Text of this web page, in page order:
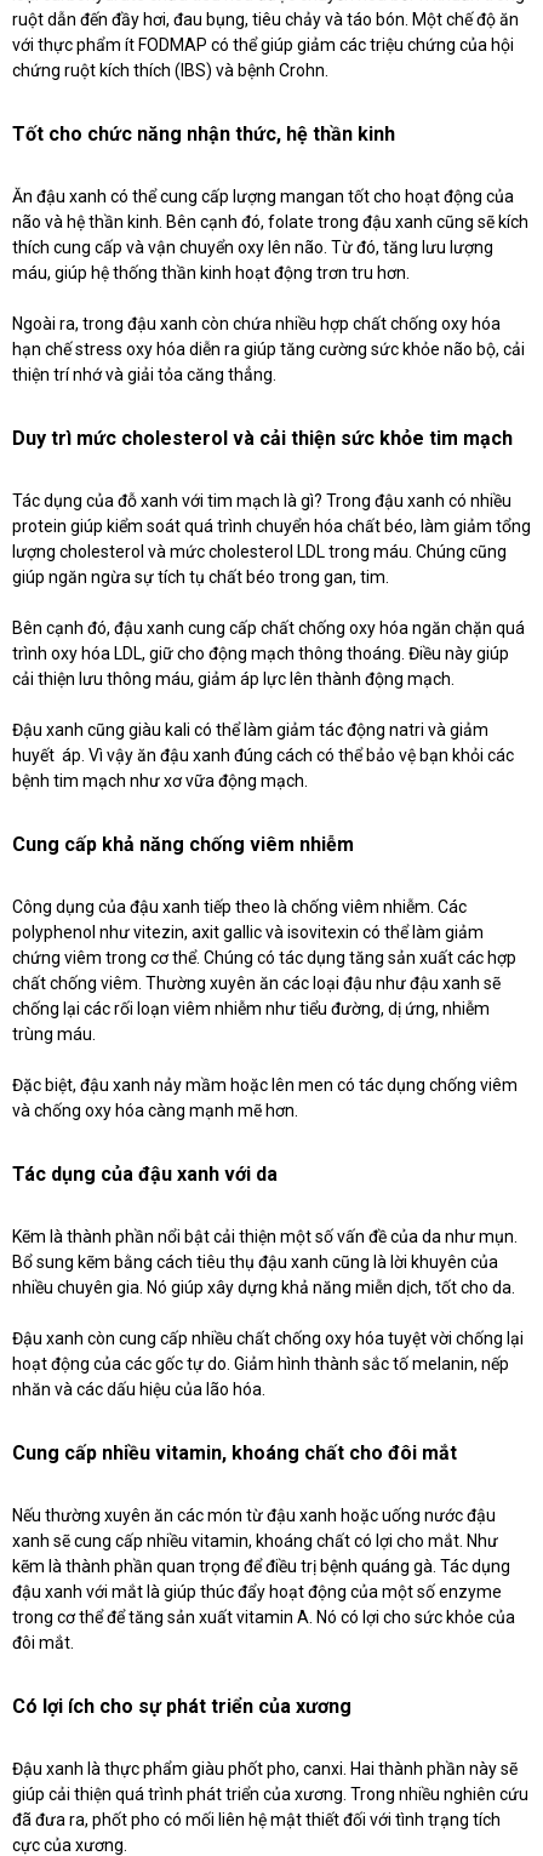
ruột dẫn đến đầy hơi, đau bụng, tiêu chảy và táo bón. Một chế độ ăn
với thực phẩm ít FODMAP có thể giúp giảm các triệu chứng của hội
chứng ruột kích thích (IBS) và bệnh Crohn.
Tốt cho chức năng nhận thức, hệ thần kinh
Ăn đậu xanh có thể cung cấp lượng mangan tốt cho hoạt động của
não và hệ thần kinh. Bên cạnh đó, folate trong đậu xanh cũng sẽ kích
thích cung cấp và vận chuyển oxy lên não. Từ đó, tăng lưu lượng
máu, giúp hệ thống thần kinh hoạt động trơn tru hơn.
Ngoài ra, trong đậu xanh còn chứa nhiều hợp chất chống oxy hóa
hạn chế stress oxy hóa diễn ra giúp tăng cường sức khỏe não bộ, cải
thiện trí nhớ và giải tỏa căng thẳng.
Duy trì mức cholesterol và cải thiện sức khỏe tim mạch
Tác dụng của đỗ xanh với tim mạch là gì? Trong đậu xanh có nhiều
protein giúp kiểm soát quá trình chuyển hóa chất béo, làm giảm tổng
lượng cholesterol và mức cholesterol LDL trong máu. Chúng cũng
giúp ngăn ngừa sự tích tụ chất béo trong gan, tim.
Bên cạnh đó, đậu xanh cung cấp chất chống oxy hóa ngăn chặn quá
trình oxy hóa LDL, giữ cho động mạch thông thoáng. Điều này giúp
cải thiện lưu thông máu, giảm áp lực lên thành động mạch.
Đậu xanh cũng giàu kali có thể làm giảm tác động natri và giảm
huyết áp. Vì vậy ăn đậu xanh đúng cách có thể bảo vệ bạn khỏi các
bệnh tim mạch như xơ vữa động mạch.
Cung cấp khả năng chống viêm nhiễm
Công dụng của đậu xanh tiếp theo là chống viêm nhiễm. Các
polyphenol như vitezin, axit gallic và isovitexin có thể làm giảm
chứng viêm trong cơ thể. Chúng có tác dụng tăng sản xuất các hợp
chất chống viêm. Thường xuyên ăn các loại đậu như đậu xanh sẽ
chống lại các rối loạn viêm nhiễm như tiểu đường, dị ứng, nhiễm
trùng máu.
Đặc biệt, đậu xanh nảy mầm hoặc lên men có tác dụng chống viêm
và chống oxy hóa càng mạnh mẽ hơn.
Tác dụng của đậu xanh với da
Kẽm là thành phần nổi bật cải thiện một số vấn đề của da như mụn.
Bổ sung kẽm bằng cách tiêu thụ đậu xanh cũng là lời khuyên của
nhiều chuyên gia. Nó giúp xây dựng khả năng miễn dịch, tốt cho da.
Đậu xanh còn cung cấp nhiều chất chống oxy hóa tuyệt vời chống lại
hoạt động của các gốc tự do. Giảm hình thành sắc tố melanin, nếp
nhăn và các dấu hiệu của lão hóa.
Cung cấp nhiều vitamin, khoáng chất cho đôi mắt
Nếu thường xuyên ăn các món từ đậu xanh hoặc uống nước đậu
xanh sẽ cung cấp nhiều vitamin, khoáng chất có lợi cho mắt. Như
kẽm là thành phần quan trọng để điều trị bệnh quáng gà. Tác dụng
đậu xanh với mắt là giúp thúc đẩy hoạt động của một số enzyme
trong cơ thể để tăng sản xuất vitamin A. Nó có lợi cho sức khỏe của
đôi mắt.
Có lợi ích cho sự phát triển của xương
Đậu xanh là thực phẩm giàu phốt pho, canxi. Hai thành phần này sẽ
giúp cải thiện quá trình phát triển của xương. Trong nhiều nghiên cứu
đã đưa ra, phốt pho có mối liên hệ mật thiết đối với tình trạng tích
cực của xương.